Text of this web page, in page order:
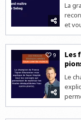
La
et
9
Les
Le